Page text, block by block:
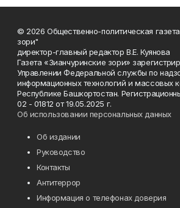
© 2026 Общественно-политическая
зори"
директор-главный редактор В.Е. Куянова
Газета «Зианчуринские зори»
Управлении Федеральной службы по
информационных технологий и массовых
Республике Башкортостан.
02 - 01812 от 19.05.2025 г.
Об использовании персональных данных
Об издании
Руководство
Контакты
Антитеррор
Информация о телефонах доверия